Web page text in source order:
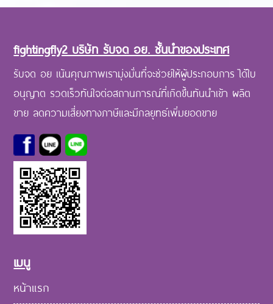
fightingfly2 บริษัท รับจด อย. ชั้นนำของประเทศ
รับจด อย เน้นคุณภาพเรามุ่งมั่นที่จะช่วยให้ผู้ประกอบการ ได้ใบ
อนุญาต รวดเร็วทันใจต่อสถานการณ์ที่เกิดขึ้นทันนำเข้า ผลิต
ขาย ลดความเสี่ยงทางภาษีและมีกลยุทธ์เพิ่มยอดขาย
เมนู
หน้าแรก